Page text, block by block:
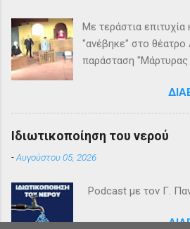
Με τεράστια επιτυχία
"ανέβηκε" στο θέατρο
παράσταση "Μάρτυρας
Βριλησσίων. Το
1500 θεατές και τις
κυριολεκτικά μία
υψηλής
Κρίστι καθήλωσε
πλοκή, οι μεγάλες
Ιδιωτικοποίηση του νερού
-Αυγούστου 05, 2026
Podcast με τον Γ.